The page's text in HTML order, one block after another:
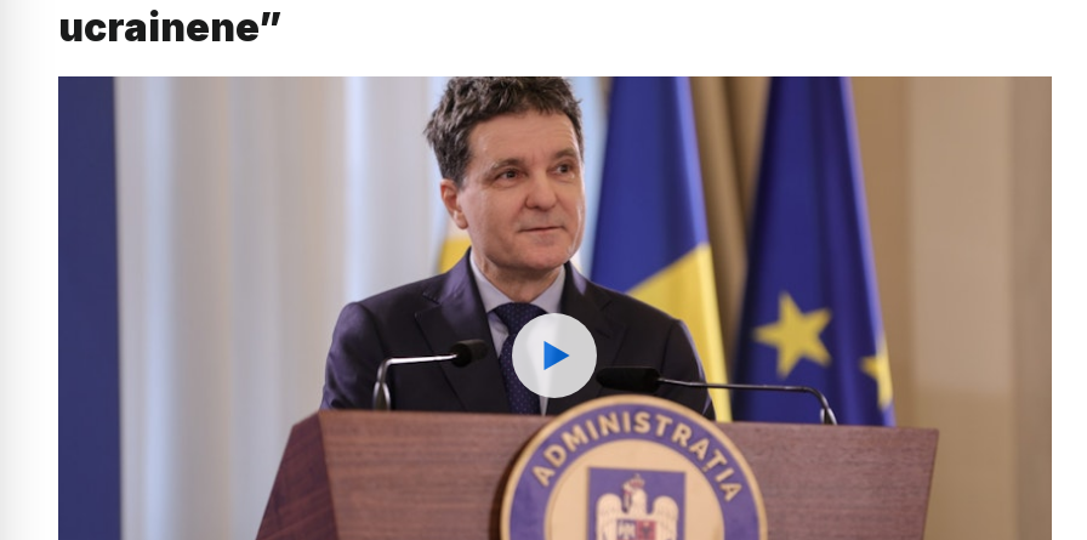
ucrainene”
Watch